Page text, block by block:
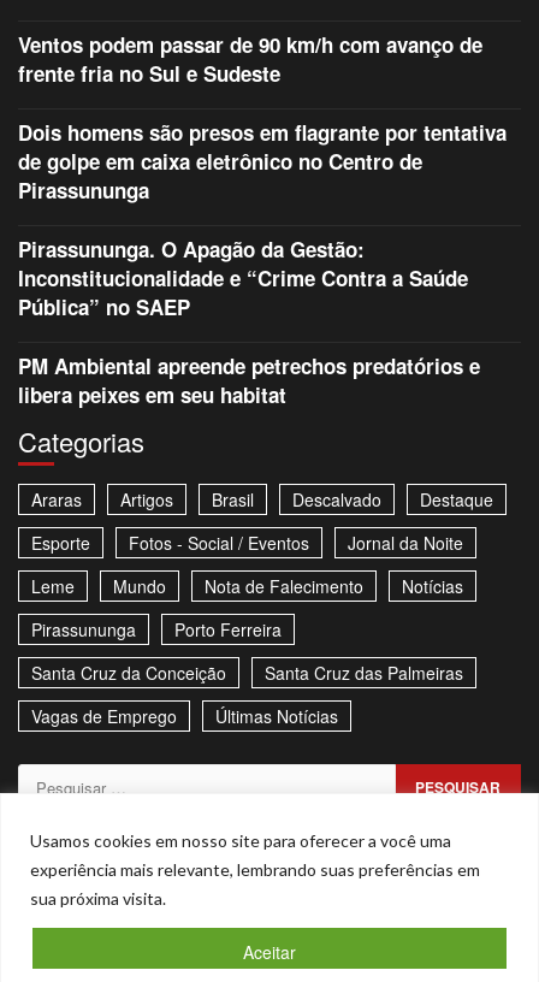
Usamos cookies em nosso site para oferecer a você uma
experiência mais relevante, lembrando suas preferências em
sua próxima visita.
Aceitar
Ventos podem passar de 90 km/h com avanço de
frente fria no Sul e Sudeste
Dois homens são presos em flagrante por tentativa
de golpe em caixa eletrônico no Centro de
Pirassununga
Pirassununga. O Apagão da Gestão:
Inconstitucionalidade e “Crime Contra a Saúde
Pública” no SAEP
PM Ambiental apreende petrechos predatórios e
libera peixes em seu habitat
Categorias
Araras Artigos Brasil Descalvado
Destaque
Esporte
Fotos - Social / Eventos
Jornal da Noite
Leme
Mundo Nota de Falecimento
Notícias
Pirassununga
Porto Ferreira
Santa Cruz da Conceição
Santa Cruz das Palmeiras
Vagas de Emprego
Últimas Notícias
Pesquisar
Sitemap Política de Privacidade Contato
Stories
Facebook
Youtube